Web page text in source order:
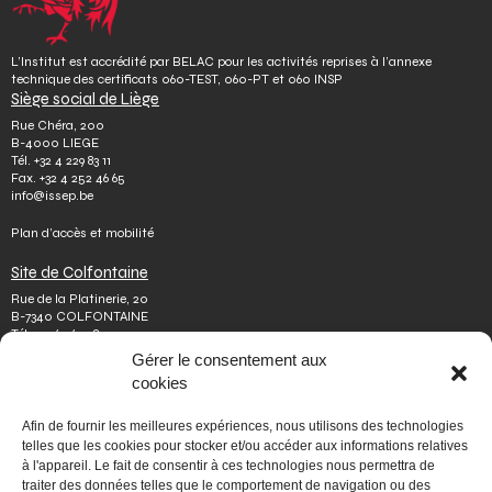
Gérer le consentement aux
cookies
Afin de fournir les meilleures expériences, nous utilisons des technologies
telles que les cookies pour stocker et/ou accéder aux informations relatives
à l'appareil. Le fait de consentir à ces technologies nous permettra de
traiter des données telles que le comportement de navigation ou des
L’Institut est accrédité par BELAC pour les activités reprises à l’annexe
technique des certificats 060-TEST, 060-PT et 060 INSP
Siège social de Liège
Rue Chéra, 200
B-4000 LIEGE
Tél. +32 4 229 83 11
Fax. +32 4 252 46 65
info@issep.be
Plan d’accès et mobilité
Site de Colfontaine
Rue de la Platinerie, 20
B-7340 COLFONTAINE
Tél.+32 65 610 813
colfontaine@issep.be
Qui sommes-nous
Travailler chez nous
Effectuer un stage
Poser une question